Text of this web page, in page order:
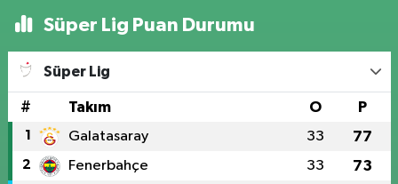
Süper Lig Puan Durumu
Süper Lig
# Takım O P
1 Galatasaray 33 77
2 Fenerbahçe 33 73